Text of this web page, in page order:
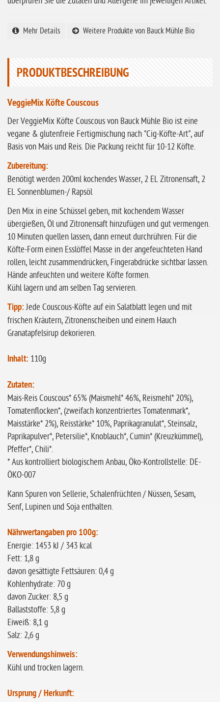
ohne Buchweizen
glutenfrei
ohne
Sonnenblumen
ohne Palmöl
Mehr Details Weitere Produkte von Bauck Mühle Bio
PRODUKTBESCHREIBUNG
VeggieMix Köfte Couscous
Der VeggieMix Köfte Couscous von Bauck Mühle Bio ist eine
vegane & glutenfreie Fertigmischung nach "Cig-Köfte-Art", auf
Basis von Mais und Reis. Die Packung reicht für 10-12 Köfte.
Zubereitung:
Benötigt werden 200ml kochendes Wasser, 2 EL Zitronensaft, 2
EL Sonnenblumen-/ Rapsöl
Den Mix in eine Schüssel geben, mit kochendem Wasser
übergießen, Öl und Zitronensaft hinzufügen und gut vermengen.
10 Minuten quellen lassen, dann erneut durchrühren. Für die
Köfte-Form einen Esslöffel Masse in der angefeuchteten Hand
rollen, leicht zusammendrücken, Fingerabdrücke sichtbar lassen.
Hände anfeuchten und weitere Köfte formen.
Kühl lagern und am selben Tag servieren.
Tipp:Jede Couscous-Köfte auf ein Salatblatt legen und mit
frischen Kräutern, Zitronenscheiben und einem Hauch
Granatapfelsirup dekorieren.
Inhalt: 110g
Zutaten:
Mais-Reis Couscous* 65% (Maismehl* 46%, Reismehl* 20%),
Tomatenflocken*, (zweifach konzentriertes Tomatenmark*,
Maisstärke* 2%), Reisstärke* 10%, Paprikagranulat*, Steinsalz,
Paprikapulver*, Petersilie*, Knoblauch*, Cumin* (Kreuzkümmel),
Pfeffer*, Chili*.
* Aus kontrolliert biologischem Anbau, Öko-Kontrollstelle: DE-
ÖKO-007
Kann Spuren von Sellerie, Schalenfrüchten / Nüssen, Sesam,
Senf, Lupinen und Soja enthalten.
Nährwertangaben pro 100g:
Energie: 1453 kJ / 343 kcal
Fett: 1,8 g
davon gesättigte Fettsäuren: 0,4 g
Kohlenhydrate: 70 g
davon Zucker: 8,5 g
Ballaststoffe: 5,8 g
Eiweiß: 8,1 g
Salz: 2,6 g
Verwendungshinweis:
Kühl und trocken lagern.
Ursprung / Herkunft: